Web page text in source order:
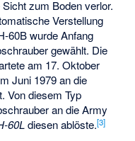
zum Boden verlor.
Verstellung
60B wurde Anfang
gewählt. Die
am 17. Oktober
Juni 1979 an die
Von diesem Typ
an die Army
60Ldiesen ablöste.[3]